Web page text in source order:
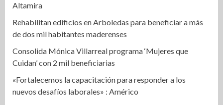
Altamira
Rehabilitan edificios en Arboledas para beneficiar a más
de dos mil habitantes maderenses
Consolida Mónica Villarreal programa ‘Mujeres que
Cuidan’ con 2 mil beneficiarias
«Fortalecemos la capacitación para responder a los
nuevos desafíos laborales» : Américo